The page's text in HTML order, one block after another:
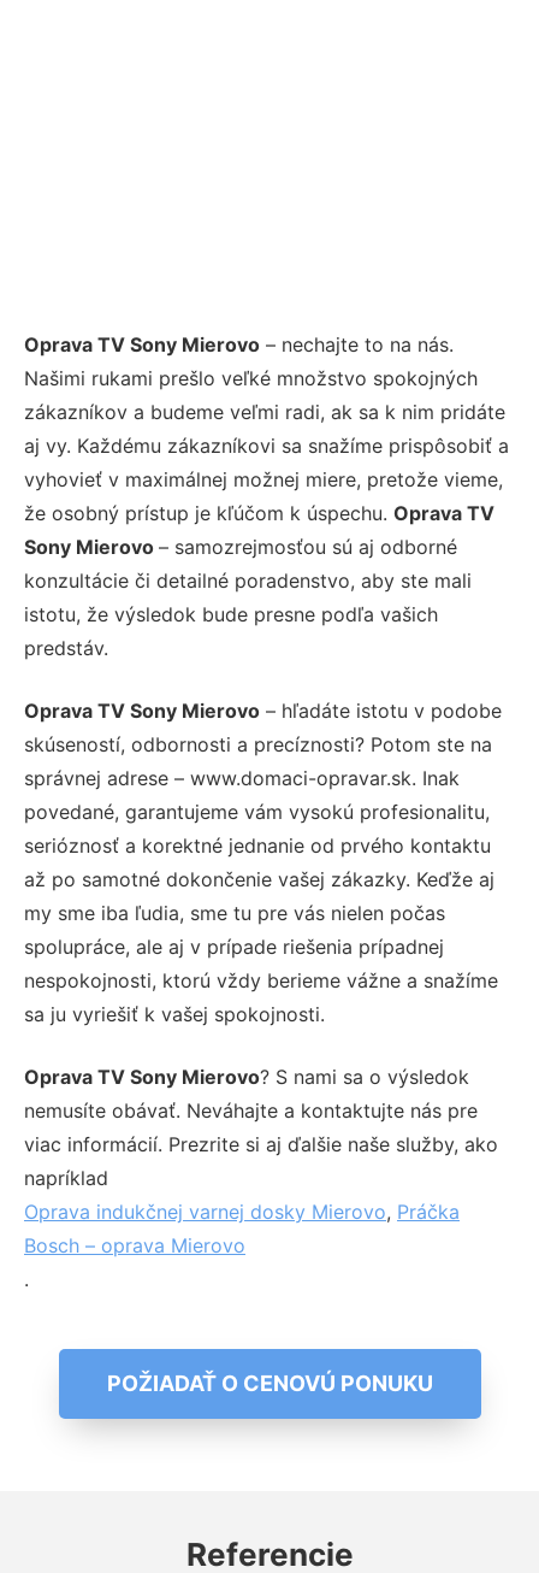
Oprava TV Sony Mierovo – nechajte to na nás.
Našimi rukami prešlo veľké množstvo spokojných
zákazníkov a budeme veľmi radi, ak sa k nim pridáte
aj vy. Každému zákazníkovi sa snažíme prispôsobiť a
vyhovieť v maximálnej možnej miere, pretože vieme,
že osobný prístup je kľúčom k úspechu. Oprava TV
Sony Mierovo – samozrejmosťou sú aj odborné
konzultácie či detailné poradenstvo, aby ste mali
istotu, že výsledok bude presne podľa vašich
predstáv.
Oprava TV Sony Mierovo – hľadáte istotu v podobe
skúseností, odbornosti a precíznosti? Potom ste na
správnej adrese – www.domaci-opravar.sk. Inak
povedané, garantujeme vám vysokú profesionalitu,
serióznosť a korektné jednanie od prvého kontaktu
až po samotné dokončenie vašej zákazky. Keďže aj
my sme iba ľudia, sme tu pre vás nielen počas
spolupráce, ale aj v prípade riešenia prípadnej
nespokojnosti, ktorú vždy berieme vážne a snažíme
sa ju vyriešiť k vašej spokojnosti.
Oprava TV Sony Mierovo? S nami sa o výsledok
nemusíte obávať. Neváhajte a kontaktujte nás pre
viac informácií. Prezrite si aj ďalšie naše služby, ako
napríklad
Oprava indukčnej varnej dosky Mierovo, Práčka
Bosch – oprava Mierovo
.
POŽIADAŤ O CENOVÚ PONUKU
Referencie